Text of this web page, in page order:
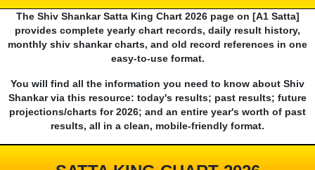
The Shiv Shankar Satta King Chart 2026 page on [A1 Satta]
provides complete yearly chart records, daily result history,
monthly shiv shankar charts, and old record references in one
easy-to-use format.
You will find all the information you need to know about Shiv
Shankar via this resource: today's results; past results; future
projections/charts for 2026; and an entire year's worth of past
results, all in a clean, mobile-friendly format.